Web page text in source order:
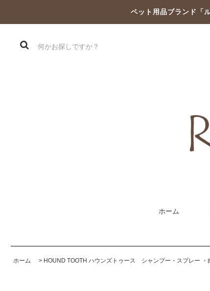
ペット用品ブランド「
ホーム
ホーム > HOUND TOOTH ハウンズトゥース シャンプー・スプレー ・